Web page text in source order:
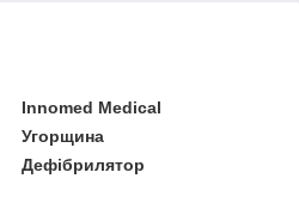
Innomed Medical
Угорщина
Дефібрилятор